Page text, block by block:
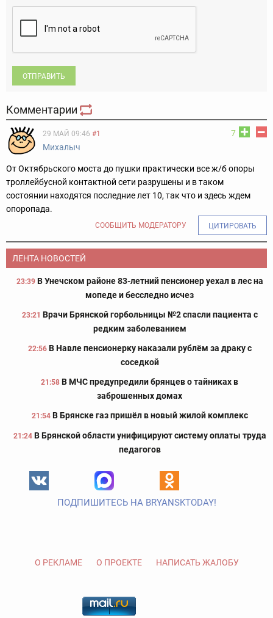
ОТПРАВИТЬ
Комментарии
7
29 МАЙ 09:46 #1
Михалыч
От Октябрьского моста до пушки практически все ж/б опоры
троллейбусной контактной сети разрушены и в таком
состоянии находятся последние лет 10, так что и здесь ждем
опоропада.
СООБЩИТЬ МОДЕРАТОРУ ЦИТИРОВАТЬ
ЛЕНТА НОВОСТЕЙ
23:39 В Унечском районе 83-летний пенсионер уехал в лес на
мопеде и бесследно исчез
23:21 Врачи Брянской горбольницы №2 спасли пациента с
редким заболеванием
22:56 В Навле пенсионерку наказали рублём за драку с
соседкой
21:58 В МЧС предупредили брянцев о тайниках в
заброшенных домах
21:54 В Брянске газ пришёл в новый жилой комплекс
21:24 В Брянской области унифицируют систему оплаты труда
педагогов
ПОДПИШИТЕСЬ НА BRYANSKTODAY!
О РЕКЛАМЕ О ПРОЕКТЕ НАПИСАТЬ ЖАЛОБУ